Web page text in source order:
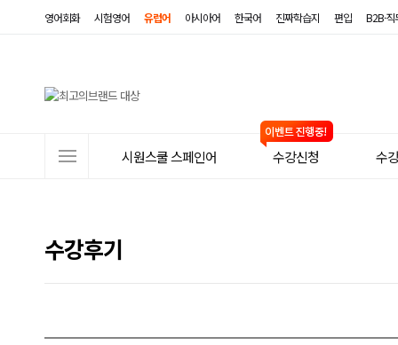
영어회화 시험영어 유럽어 아시아어 한국어 진짜학습지 편입 B2B·
뉴
시원스쿨 스페인어 수강신청 수
수강후기